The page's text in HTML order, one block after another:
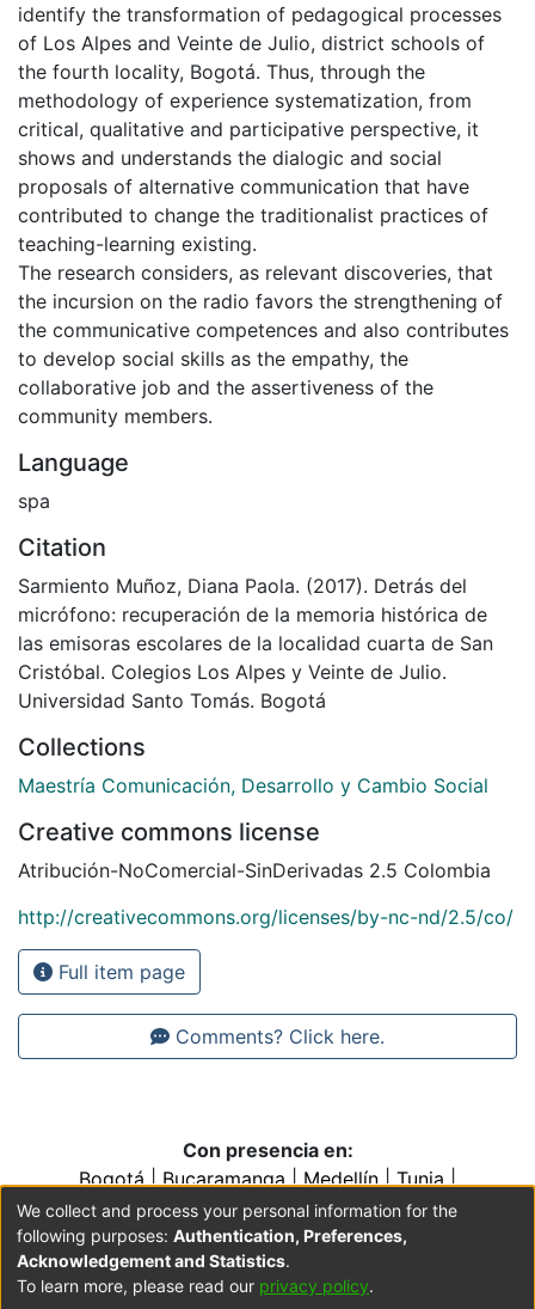
identify the transformation of pedagogical processes
of Los Alpes and Veinte de Julio, district schools of
the fourth locality, Bogotá. Thus, through the
methodology of experience systematization, from
critical, qualitative and participative perspective, it
shows and understands the dialogic and social
proposals of alternative communication that have
contributed to change the traditionalist practices of
teaching-learning existing.
The research considers, as relevant discoveries, that
the incursion on the radio favors the strengthening of
the communicative competences and also contributes
to develop social skills as the empathy, the
collaborative job and the assertiveness of the
community members.
Language
spa
Citation
Sarmiento Muñoz, Diana Paola. (2017). Detrás del
micrófono: recuperación de la memoria histórica de
las emisoras escolares de la localidad cuarta de San
Cristóbal. Colegios Los Alpes y Veinte de Julio.
Universidad Santo Tomás. Bogotá
Collections
Maestría Comunicación, Desarrollo y Cambio Social
Creative commons license
Atribución-NoComercial-SinDerivadas 2.5 Colombia
http://creativecommons.org/licenses/by-nc-nd/2.5/co/
Full item page
Comments? Click here.
Con presencia en:
Bogotá|Bucaramanga|Medellín|Tunja|
Villavicencio|Conventos y Colegios de la Orden de
Predicadores
We collect and process your personal information for the
following purposes: Authentication, Preferences,
Acknowledgement and Statistics.
To learn more, please read our privacy policy.